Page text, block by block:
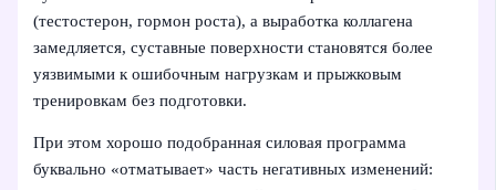
(тестостерон, гормон роста), а выработка коллагена
замедляется, суставные поверхности становятся более
уязвимыми к ошибочным нагрузкам и прыжковым
тренировкам без подготовки.
При этом хорошо подобранная силовая программа
буквально «отматывает» часть негативных изменений: